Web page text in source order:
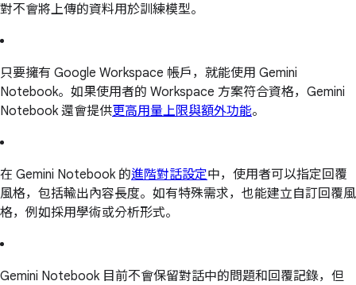
對不會將上傳的資料用於訓練模型。
只要擁有 Google Workspace 帳戶，就能使用 Gemini
Notebook。如果使用者的 Workspace 方案符合資格，Gemini
Notebook 還會提供更高用量上限與額外功能。
在 Gemini Notebook 的進階對話設定中，使用者可以指定回覆
風格，包括輸出內容長度。如有特殊需求，也能建立自訂回覆風
格，例如採用學術或分析形式。
Gemini Notebook 目前不會保留對話中的問題和回覆記錄，但